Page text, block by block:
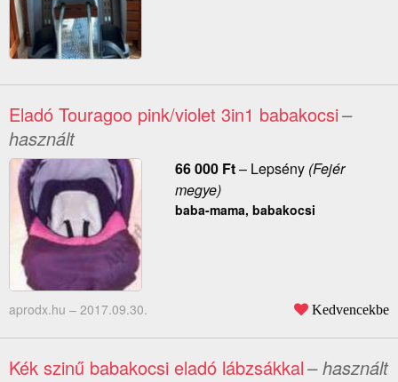
Eladó Touragoo pink/violet 3in1 babakocsi–
használt
66 000 Ft– Lepsény(Fejér
megye)
baba-mama, babakocsi
aprodx.hu – 2017.09.30. Kedvencekbe
Kék szinű babakocsi eladó lábzsákkal– használt